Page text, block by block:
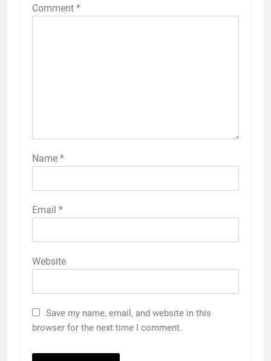
Comment *
Name *
Email *
Website
Save my name, email, and website in this
browser for the next time I comment.